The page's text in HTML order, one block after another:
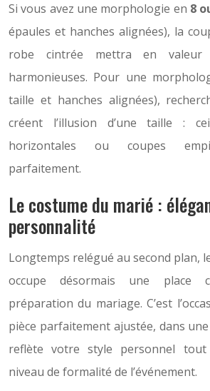
Si vous avez une morphologie en 8
épaules et hanches alignées), la
robe cintrée mettra en valeur
harmonieuses. Pour une
taille et hanches alignées),
créent l’illusion d’une taille :
horizontales ou coupes
parfaitement.
Le costume du marié :
personnalité
Longtemps relégué au second plan,
occupe désormais une place
préparation du mariage. C’est
pièce parfaitement ajustée, dans
reflète votre style personnel
niveau de formalité de l’événement.